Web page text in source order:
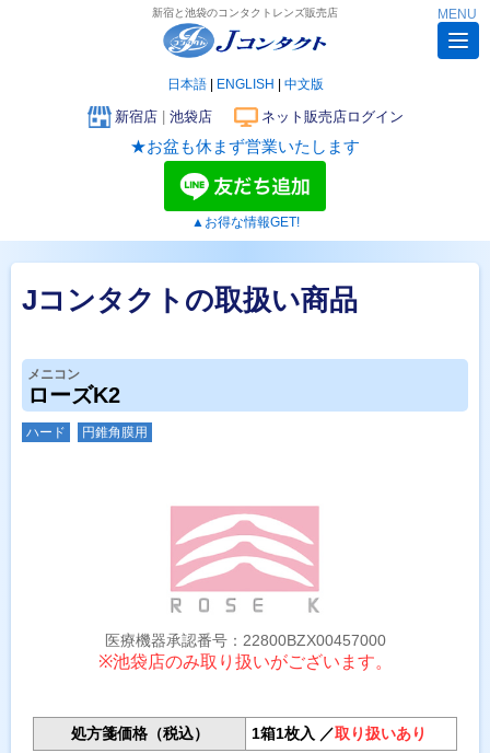
新宿と池袋のコンタクトレンズ販売店
日本語| ENGLISH 中文版
新宿店| 池袋店 ネット販売店ログイン
★お盆も休まず営業いたします
▲お得な情報GET!
MENU
Jコンタクトの取扱い商品
メニコン
ローズK2
ハード 円錐角膜用
医療機器承認番号：22800BZX00457000
※池袋店のみ取り扱いがございます。
処方箋価格（税込） 1箱1枚入 ／取り扱いあり